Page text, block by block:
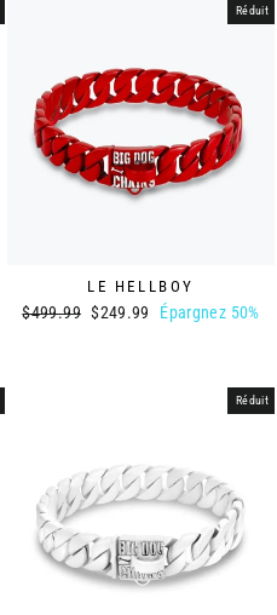
Réduit
LE HELLBOY
Prix
$499.99 Prix
$249.99 Épargnez 50%
Réduit